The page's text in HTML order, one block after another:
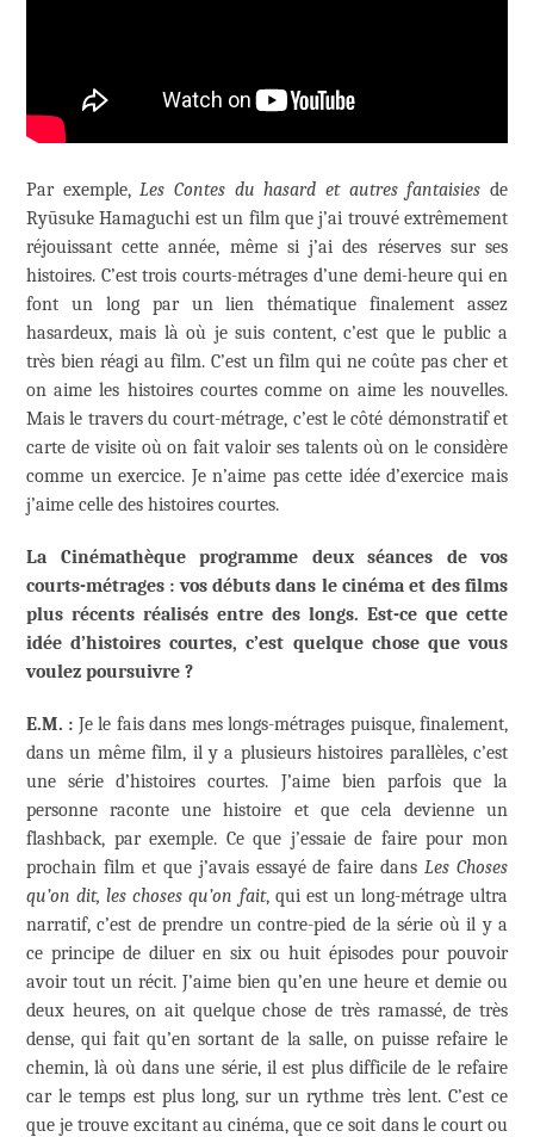
Par exemple, Les Contes du hasard et autres fantaisiesde
Ryūsuke Hamaguchi est un film que j’ai trouvé extrêmement
réjouissant cette année, même si j’ai des réserves sur ses
histoires. C’est trois courts-métrages d’une demi-heure qui en
font un long par un lien thématique finalement assez
hasardeux, mais là où je suis content, c’est que le public a
très bien réagi au film. C’est un film qui ne coûte pas cher et
on aime les histoires courtes comme on aime les nouvelles.
Mais le travers du court-métrage, c’est le côté démonstratif et
carte de visite où on fait valoir ses talents où on le considère
comme un exercice. Je n’aime pas cette idée d’exercice mais
j’aime celle des histoires courtes.
La Cinémathèque programme deux séances de vos
courts-métrages : vos débuts dans le cinéma et des films
plus récents réalisés entre des longs. Est-ce que cette
idée d’histoires courtes, c’est quelque chose que vous
voulez poursuivre ?
E.M. : Je le fais dans mes longs-métrages puisque, finalement,
dans un même film, il y a plusieurs histoires parallèles, c’est
une série d’histoires courtes. J’aime bien parfois que la
personne raconte une histoire et que cela devienne un
flashback, par exemple. Ce que j’essaie de faire pour mon
prochain film et que j’avais essayé de faire dans Les Choses
qu’on dit, les choses qu’on fait, qui est un long-métrage ultra
narratif, c’est de prendre un contre-pied de la série où il y a
ce principe de diluer en six ou huit épisodes pour pouvoir
avoir tout un récit. J’aime bien qu’en une heure et demie ou
deux heures, on ait quelque chose de très ramassé, de très
dense, qui fait qu’en sortant de la salle, on puisse refaire le
chemin, là où dans une série, il est plus difficile de le refaire
car le temps est plus long, sur un rythme très lent. C’est ce
que je trouve excitant au cinéma, que ce soit dans le court ou